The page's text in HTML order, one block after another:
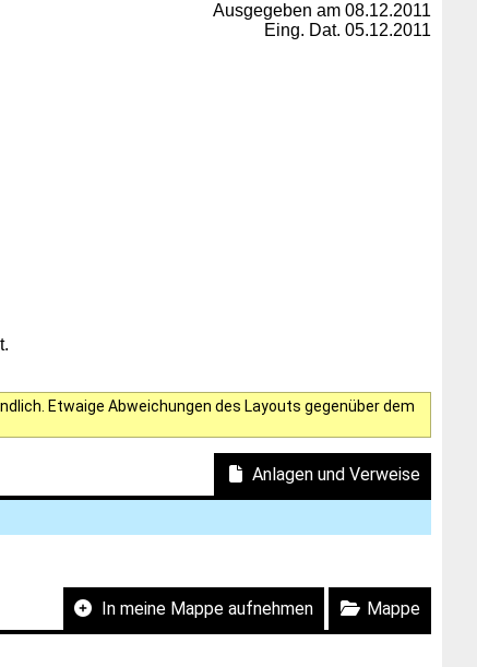
Ausgegeben am 08.12.2011
Eing. Dat. 05.12.2011
Etwaige Abweichungen des Layouts gegenüber dem
Anlagen und Verweise
In meine Mappe aufnehmen
Mappe